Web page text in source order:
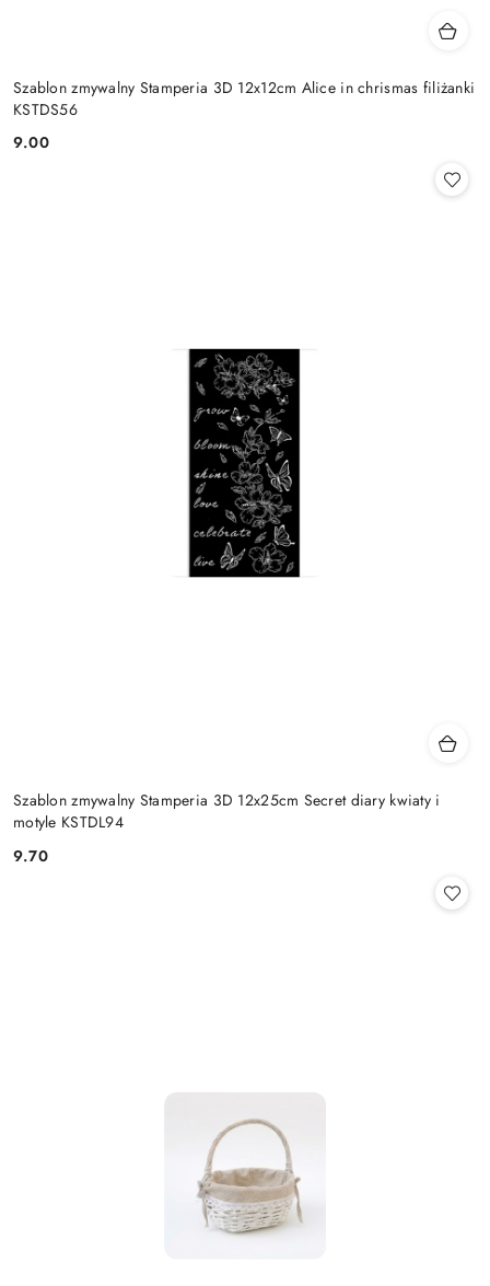
Szablon zmywalny Stamperia 3D 12x12cm Alice in chrismas filiżanki
KSTDS56
Cena:
9.00
Szablon zmywalny Stamperia 3D 12x25cm Secret diary kwiaty i
motyle KSTDL94
Cena:
9.70